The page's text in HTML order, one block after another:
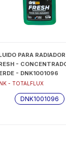
PARA RADIADOR
-
- DNK1001096
- TOTALFLUX
DNK1001096